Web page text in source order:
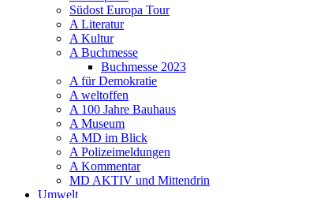
Südost Europa Tour
A Literatur
A Kultur
A Buchmesse
Buchmesse 2023
A für Demokratie
A weltoffen
A 100 Jahre Bauhaus
A Museum
A MD im Blick
A Polizeimeldungen
A Kommentar
MD AKTIV und Mittendrin
Umwelt